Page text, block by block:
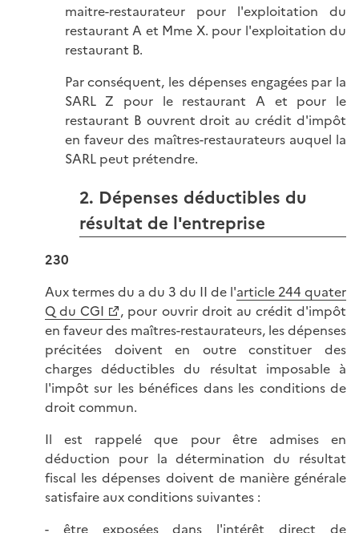
maitre-restaurateur pour l'exploitation du
restaurant A et Mme X. pour l'exploitation du
restaurant B.
Par conséquent, les dépenses engagées par la
SARL Z pour le restaurant A et pour le
restaurant B ouvrent droit au crédit d'impôt
en faveur des maîtres-restaurateurs auquel la
SARL peut prétendre.
2. Dépenses déductibles du
résultat de l'entreprise
230
Aux termes du a du 3 du II de l'article 244 quater
Q du CGI
, pour ouvrir droit au crédit d'impôt
en faveur des maîtres-restaurateurs, les dépenses
précitées doivent en outre constituer des
charges déductibles du résultat imposable à
l'impôt sur les bénéfices dans les conditions de
droit commun.
Il est rappelé que pour être admises en
déduction pour la détermination du résultat
fiscal les dépenses doivent de manière générale
satisfaire aux conditions suivantes :
- être exposées dans l'intérêt direct de